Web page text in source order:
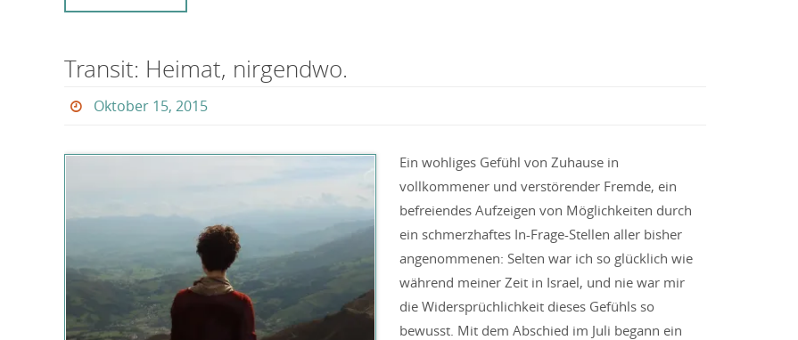
Transit: Heimat, nirgendwo.
Oktober 15, 2015
Ein wohliges Gefühl von Zuhause in
vollkommener und verstörender Fremde, ein
befreiendes Aufzeigen von Möglichkeiten durch
ein schmerzhaftes In-Frage-Stellen aller bisher
angenommenen: Selten war ich so glücklich wie
während meiner Zeit in Israel, und nie war mir
die Widersprüchlichkeit dieses Gefühls so
bewusst. Mit dem Abschied im Juli begann ein